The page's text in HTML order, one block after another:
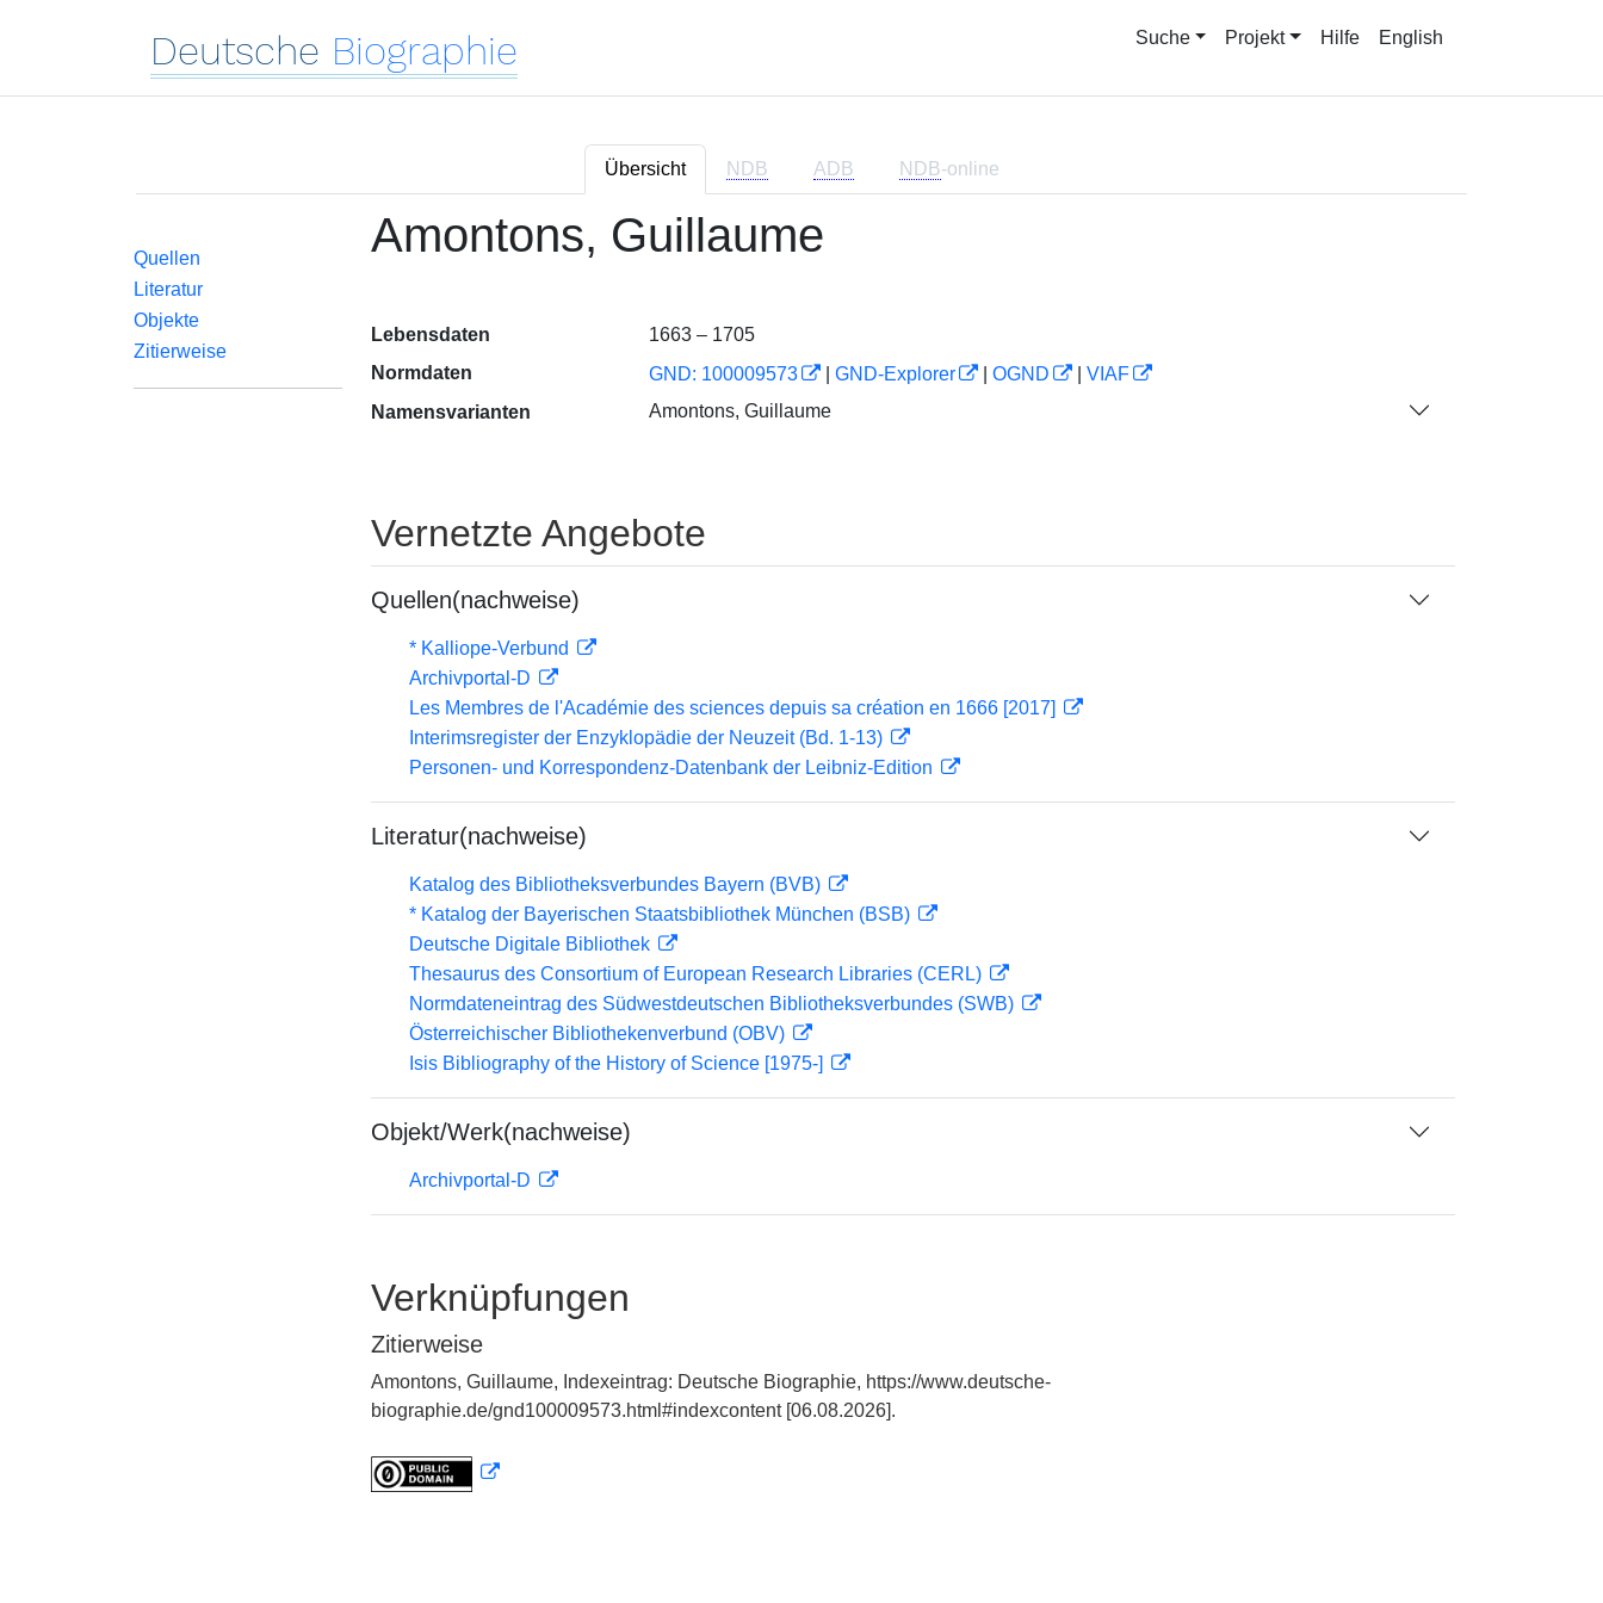
Deutsche Biographie Suche Projekt Hilfe English
Übersicht NDB ADB NDB-online
Quellen
Literatur
Objekte
Zitierweise
Amontons, Guillaume
Lebensdaten
1663 – 1705
Normdaten
GND: 100009573 GND-Explorer OGND
VIAF
Namensvarianten
Amontons, Guillaume
Vernetzte Angebote
Quellen(nachweise)
* Kalliope-Verbund
Archivportal-D
Les Membres de l'Académie des sciences depuis sa création en 1666 [2017]
Interimsregister der Enzyklopädie der Neuzeit (Bd. 1-13)
Personen- und Korrespondenz-Datenbank der Leibniz-Edition
Literatur(nachweise)
Katalog des Bibliotheksverbundes Bayern (BVB)
* Katalog der Bayerischen Staatsbibliothek München (BSB)
Deutsche Digitale Bibliothek
Thesaurus des Consortium of European Research Libraries (CERL)
Normdateneintrag des Südwestdeutschen Bibliotheksverbundes (SWB)
Österreichischer Bibliothekenverbund (OBV)
Isis Bibliography of the History of Science [1975-]
Objekt/Werk(nachweise)
Archivportal-D
Verknüpfungen
Zitierweise
Amontons, Guillaume, Indexeintrag: Deutsche Biographie, https://www.deutsche-
biographie.de/gnd100009573.html#indexcontent [06.08.2026].